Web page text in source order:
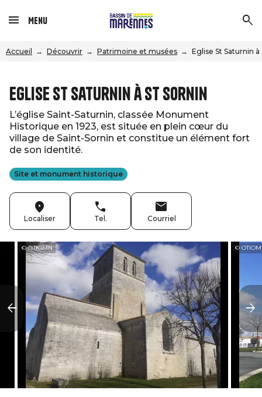
Menu
Accueil Découvrir Patrimoine et musées Eglise St Saturnin à
Eglise St Saturnin à St Sornin
L’église Saint-Saturnin, classée Monument
Historique en 1923, est située en plein cœur du
village de Saint-Sornin et constitue un élément fort
de son identité.
Site et monument historique
Localiser Tel. Courriel
© OTIOMN ©